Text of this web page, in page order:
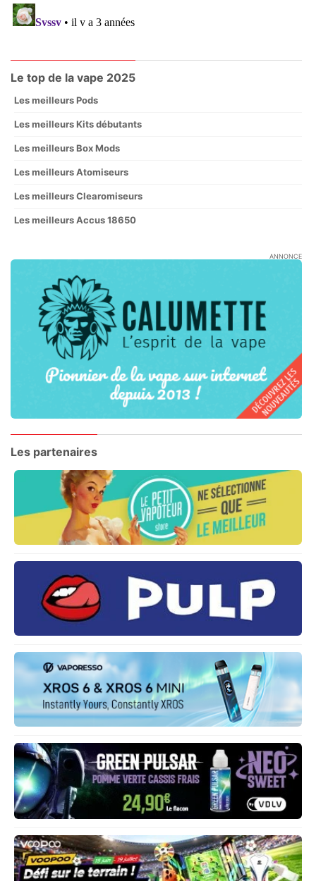
Le top de la vape 2025
Les meilleurs Pods
Les meilleurs Kits débutants
Les meilleurs Box Mods
Les meilleurs Atomiseurs
Les meilleurs Clearomiseurs
Les meilleurs Accus 18650
ANNONCE
Les partenaires